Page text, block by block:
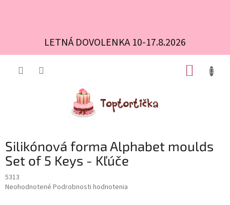
LETNÁ DOVOLENKA 10-17.8.2026
Silikónová forma Alphabet moulds
Set of 5 Keys - Kľúče
5313
Priemerné
Neohodnotené Podrobnosti hodnotenia